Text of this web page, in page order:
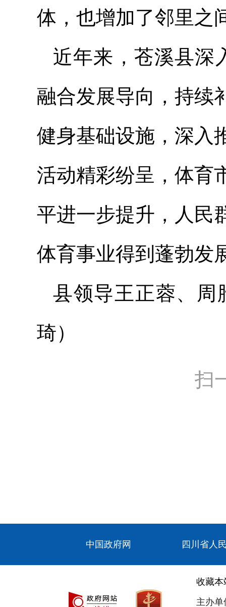
体，也增加了邻里之
近年来，苍溪县深
融合发展导向，持续
健身基础设施，深入
活动精彩纷呈，体育
平进一步提升，人民
体育事业得到蓬勃发
县领导王正蓉、周
琦）
扫
中国政府网 四川省人
收藏本
主办